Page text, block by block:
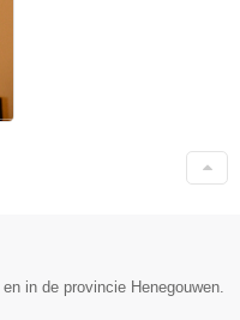
in de provincie Henegouwen.